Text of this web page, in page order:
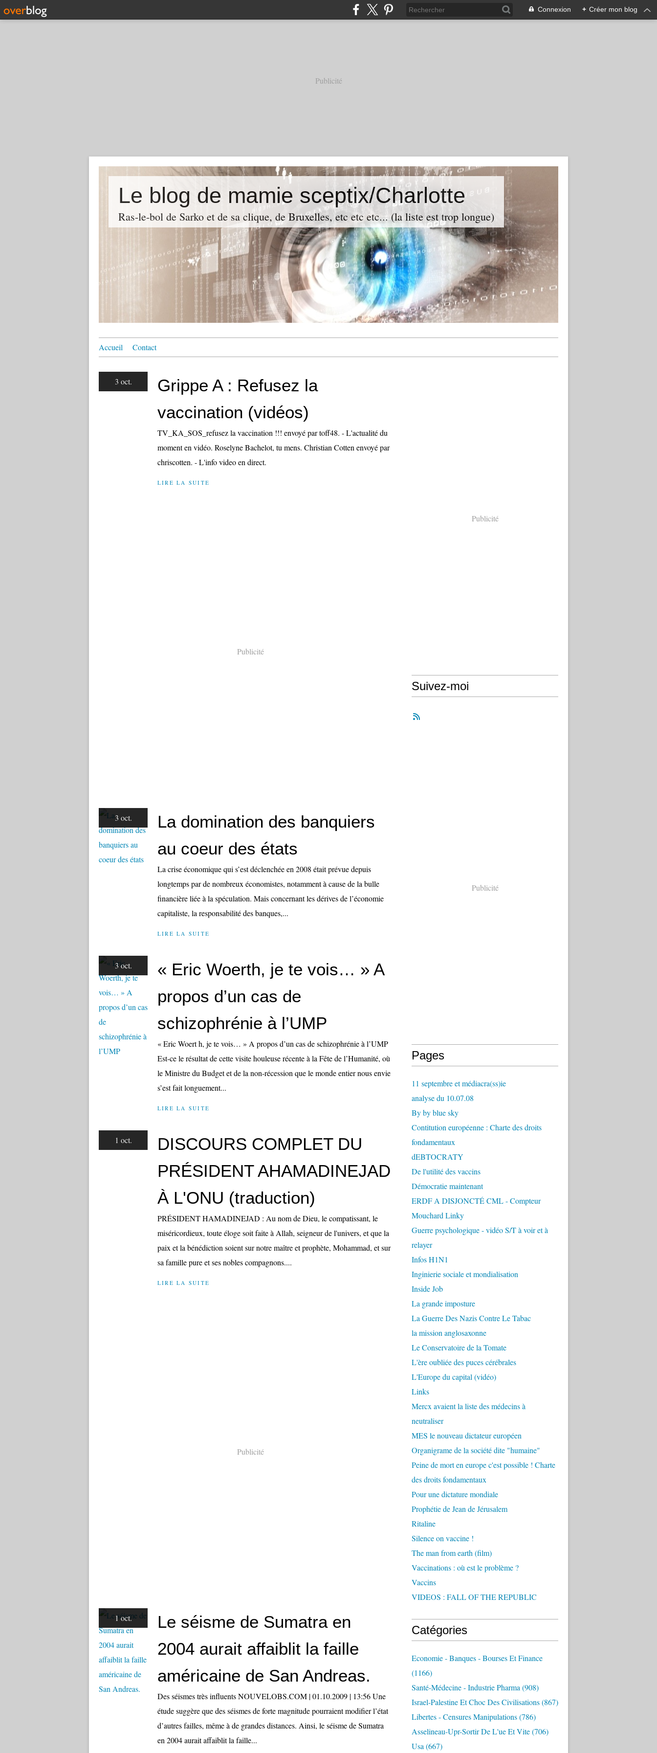
Connexion + Créer mon blog
Publicité
Le blog de mamie sceptix/Charlotte
Ras-le-bol de Sarko et de sa clique, de Bruxelles, etc etc etc... (la liste est trop longue)
Accueil Contact
3 oct.
Grippe A : Refusez la
vaccination (vidéos)
TV_KA_SOS_refusez la vaccination !!! envoyé par toff48. - L'actualité du
moment en vidéo. Roselyne Bachelot, tu mens. Christian Cotten envoyé par
chriscotten. - L'info video en direct.
LIRE LA SUITE
Publicité
3 oct.
La domination des banquiers
au coeur des états
La crise économique qui s’est déclenchée en 2008 était prévue depuis
longtemps par de nombreux économistes, notamment à cause de la bulle
financière liée à la spéculation. Mais concernant les dérives de l’économie
capitaliste, la responsabilité des banques,...
LIRE LA SUITE
3 oct.
« Eric Woerth, je te vois… » A
propos d’un cas de
schizophrénie à l’UMP
« Eric Woert h, je te vois… » A propos d’un cas de schizophrénie à l’UMP
Est-ce le résultat de cette visite houleuse récente à la Fête de l’Humanité, où
le Ministre du Budget et de la non-récession que le monde entier nous envie
s’est fait longuement...
LIRE LA SUITE
1 oct.
DISCOURS COMPLET DU
PRÉSIDENT AHAMADINEJAD
À L'ONU (traduction)
PRÉSIDENT HAMADINEJAD : Au nom de Dieu, le compatissant, le
miséricordieux, toute éloge soit faite à Allah, seigneur de l'univers, et que la
paix et la bénédiction soient sur notre maître et prophète, Mohammad, et sur
sa famille pure et ses nobles compagnons....
LIRE LA SUITE
Publicité
1 oct.
Le séisme de Sumatra en
2004 aurait affaiblit la faille
américaine de San Andreas.
Des séismes très influents NOUVELOBS.COM | 01.10.2009 | 13:56 Une
étude suggère que des séismes de forte magnitude pourraient modifier l’état
d’autres failles, même à de grandes distances. Ainsi, le séisme de Sumatra
en 2004 aurait affaiblit la faille...
Publicité
Suivez-moi
Publicité
Pages
11 septembre et médiacra(ss)ie
analyse du 10.07.08
By by blue sky
Contitution européenne : Charte des droits
fondamentaux
dEBTOCRATY
De l'utilité des vaccins
Démocratie maintenant
ERDF A DISJONCTÉ CML - Compteur
Mouchard Linky
Guerre psychologique - vidéo S/T à voir et à
relayer
Infos H1N1
Inginierie sociale et mondialisation
Inside Job
La grande imposture
La Guerre Des Nazis Contre Le Tabac
la mission anglosaxonne
Le Conservatoire de la Tomate
L'ère oubliée des puces cérébrales
L'Europe du capital (vidéo)
Links
Mercx avaient la liste des médecins à
neutraliser
MES le nouveau dictateur européen
Organigrame de la société dite "humaine"
Peine de mort en europe c'est possible ! Charte
des droits fondamentaux
Pour une dictature mondiale
Prophétie de Jean de Jérusalem
Ritaline
Silence on vaccine !
The man from earth (film)
Vaccinations : où est le problème ?
Vaccins
VIDEOS : FALL OF THE REPUBLIC
Catégories
Economie - Banques - Bourses Et Finance
(1166)
Santé-Médecine - Industrie Pharma (908)
Israel-Palestine Et Choc Des Civilisations(867)
Libertes - Censures Manipulations(786)
Asselineau-Upr-Sortir De L'ue Et Vite(706)
Usa (667)